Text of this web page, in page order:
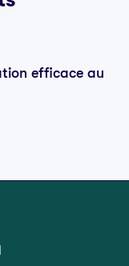
efficace au